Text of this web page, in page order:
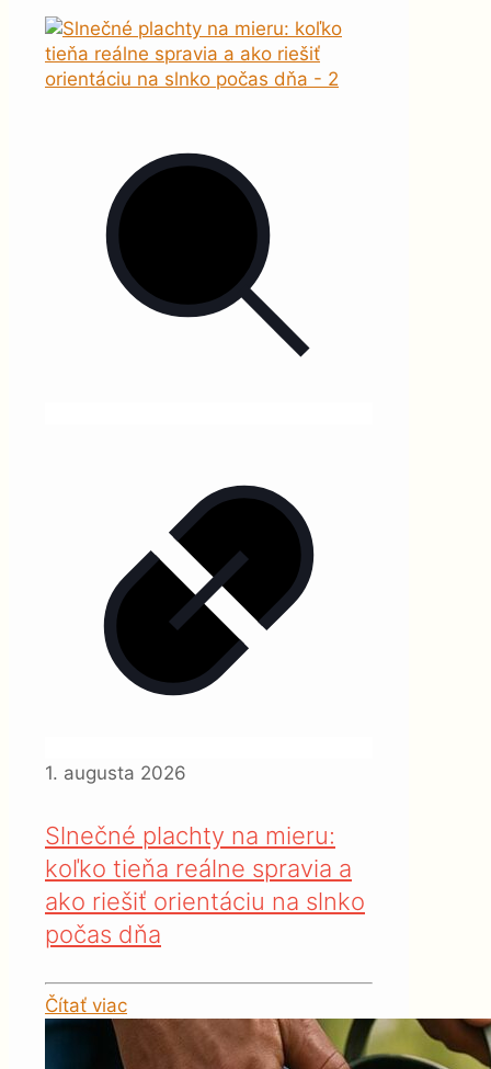
1. augusta 2026
Slnečné plachty na mieru:
koľko tieňa reálne spravia a
ako riešiť orientáciu na slnko
počas dňa
Čítať viac